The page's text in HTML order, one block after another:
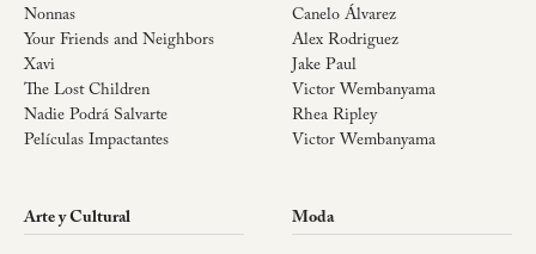
Nonnas
Your Friends and Neighbors
Xavi
The Lost Children
Nadie Podrá Salvarte
Películas Impactantes
Canelo Álvarez
Alex Rodriguez
Jake Paul
Victor Wembanyama
Rhea Ripley
Victor Wembanyama
Arte y Cultural Moda